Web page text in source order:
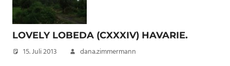
LOVELY LOBEDA (CXXXIV) HAVARIE.
15. Juli 2013 dana.zimmermann